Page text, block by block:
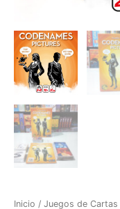
Inicio / Juegos de Cartas